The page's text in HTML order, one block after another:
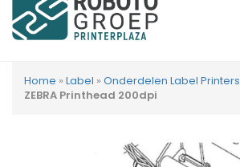
Home » Label » Onderdelen Label Printers
ZEBRA Printhead 200dpi